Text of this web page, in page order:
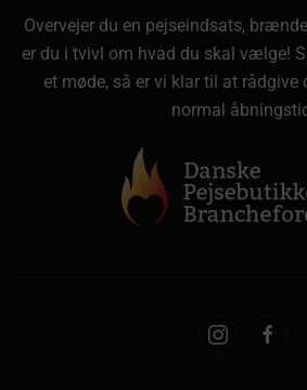
Overvejer du en pejseindsats,
er du i tvivl om hvad du skal vælge!
et møde, så er vi klar til at rådgive
normal